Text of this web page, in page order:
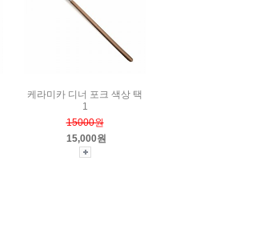
케라미카 디너 포크 색상 택
1
15000원
15,000원